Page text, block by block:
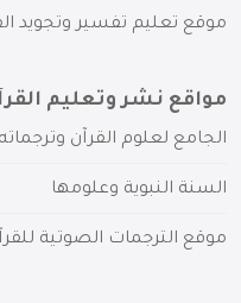
موقع تعليم تفسير وتجويد
مواقع نشر وتعليم
الجامع لعلوم القرآن وترجماته
السنة النبوية وعلومها
موقع الترجمات الصوتية